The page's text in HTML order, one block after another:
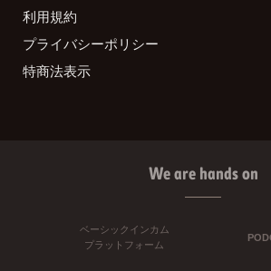
利用規約
プライバシーポリシー
特商法表示
We are hands on
ベーシックインカム
プラットフォーム